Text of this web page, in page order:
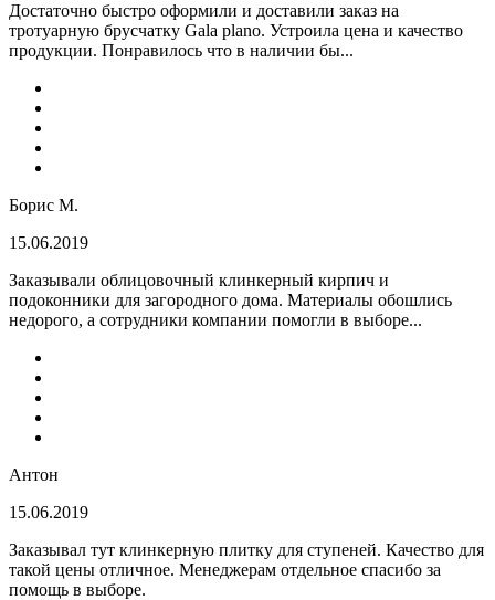
Достаточно быстро оформили и доставили заказ на
тротуарную брусчатку Gala plano. Устроила цена и качество
продукции. Понравилось что в наличии бы...
Борис М.
15.06.2019
Заказывали облицовочный клинкерный кирпич и
подоконники для загородного дома. Материалы обошлись
недорого, а сотрудники компании помогли в выборе...
Антон
15.06.2019
Заказывал тут клинкерную плитку для ступеней. Качество для
такой цены отличное. Менеджерам отдельное спасибо за
помощь в выборе.